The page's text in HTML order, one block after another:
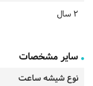
2 سال
سایر مشخصات
نوع شیشه ساعت